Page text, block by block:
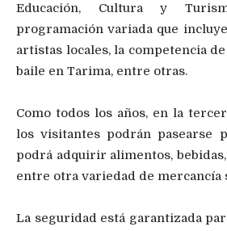
Educación, Cultura y
programación variada que
artistas locales, la competencia de
baile en Tarima, entre otras.
Como todos los años, en la
los visitantes podrán pasearse
podrá adquirir alimentos,
entre otra variedad de mercancía
La seguridad está garantizada